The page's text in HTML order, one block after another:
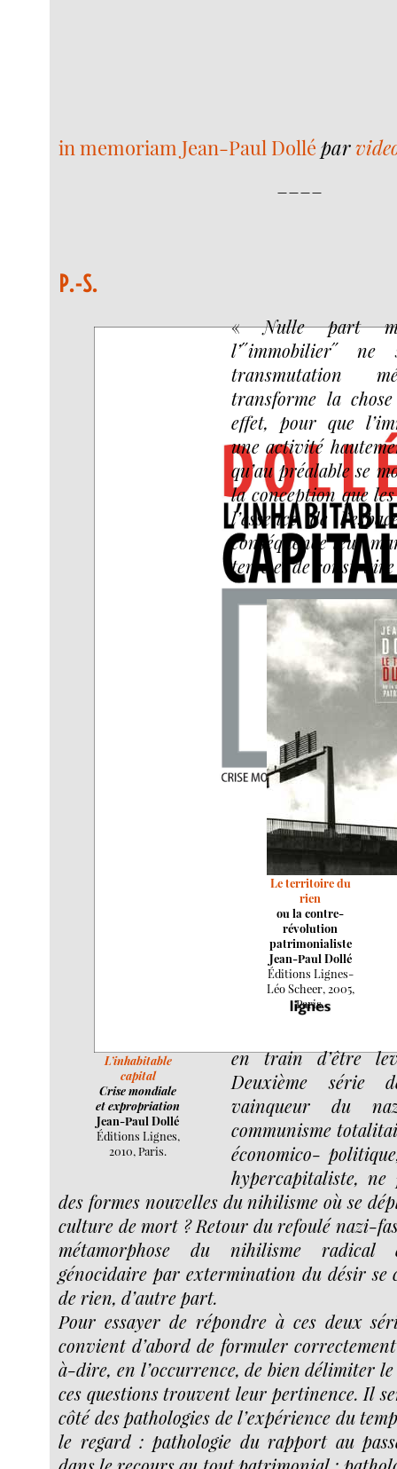
in memoriam Jean-Paul Dollé par
P.-S.
L’inhabitable
capital
Crise mondiale
et expropriation
Jean-Paul Dollé
Éditions Lignes,
2010, Paris.
«Nulle part
l’˝immobilier˝
transmutation
transforme la
effet, pour que
une activité
qu’au préalable se
la conception que
l’essence de
conséquence leur
terre et de
Le territoire du
rien
ou la contre-
révolution
patrimonialiste
Jean-Paul Dollé
Éditions Lignes-
Léo Scheer, 2005,
Paris.
en train d’être
Deuxième série
vainqueur du
communisme
économico-
hypercapitaliste,
des formes nouvelles du nihilisme où se
culture de mort ? Retour du refoulé nazi-
métamorphose du nihilisme radical
génocidaire par extermination du désir se
de rien, d’autre part.
Pour essayer de répondre à ces deux
convient d’abord de formuler
à-dire, en l’occurrence, de bien délimiter
ces questions trouvent leur pertinence. Il
côté des pathologies de l’expérience du
le regard : pathologie du rapport au